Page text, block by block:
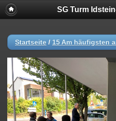
SG Turm
Startseite / 15 Am häufigsten